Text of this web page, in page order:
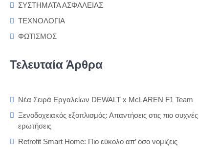
ΣΥΣΤΗΜΑΤΑ ΑΣΦΑΛΕΙΑΣ
ΤΕΧΝΟΛΟΓΙΑ
ΦΩΤΙΣΜΟΣ
Τελευταία Άρθρα
Νέα Σειρά Εργαλείων DEWALT x McLAREN F1 Team
Ξενοδοχειακός εξοπλισμός: Απαντήσεις στις πιο συχνές
ερωτήσεις
Retrofit Smart Home: Πιο εύκολο απ’ όσο νομίζεις